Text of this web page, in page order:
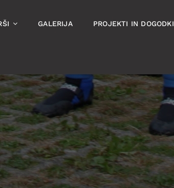
GALERIJA PROJEKTI IN DOGODKI